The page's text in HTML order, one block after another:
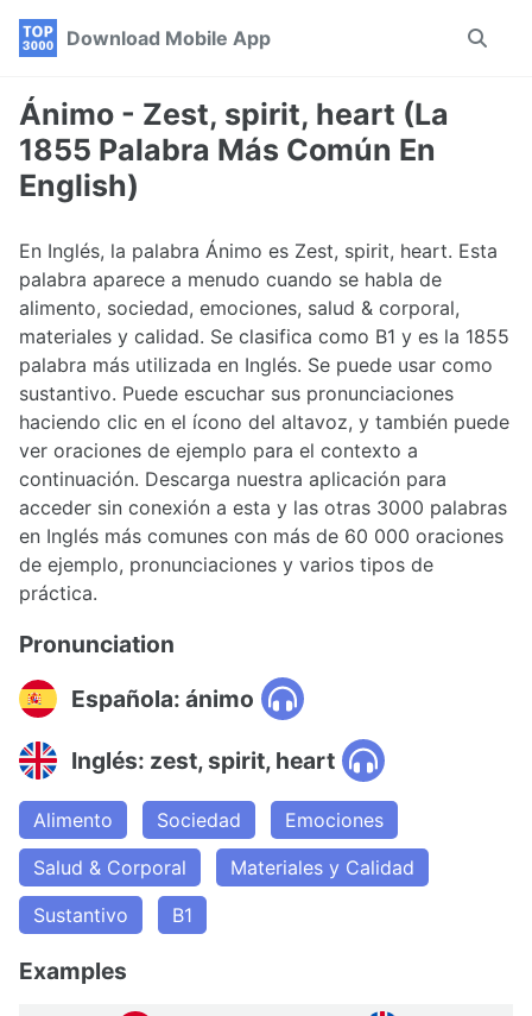
Skip
navigation
Skip
Skip
Download Mobile App
Toggle
Ánimo - Zest, spirit, heart (La
1855 Palabra Más Común En
English)
En Inglés, la palabra Ánimo es Zest, spirit, heart. Esta
palabra aparece a menudo cuando se habla de
alimento, sociedad, emociones, salud & corporal,
materiales y calidad. Se clasifica como B1 y es la 1855
palabra más utilizada en Inglés. Se puede usar como
sustantivo. Puede escuchar sus pronunciaciones
haciendo clic en el ícono del altavoz, y también puede
ver oraciones de ejemplo para el contexto a
continuación. Descarga nuestra aplicación para
acceder sin conexión a esta y las otras 3000 palabras
en Inglés más comunes con más de 60 000 oraciones
de ejemplo, pronunciaciones y varios tipos de
práctica.
Pronunciation
Española: ánimo
Inglés: zest, spirit, heart
Alimento Sociedad
Emociones
Salud & Corporal
Materiales y Calidad
Sustantivo
B1
Examples